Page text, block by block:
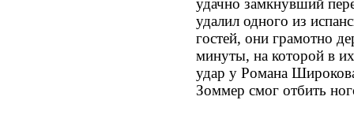
удачно замкнувший
удалил одного из
гостей, они грамотно
минуты, на которой в
удар у Романа
Зоммер смог отбить